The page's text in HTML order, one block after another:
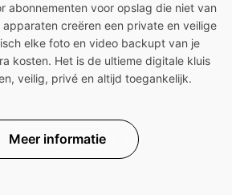
abonnementen voor opslag die niet van
apparaten creëren een private en veilige
elke foto en video backupt van je
kosten. Het is de ultieme digitale kluis
veilig, privé en altijd toegankelijk.
Meer informatie